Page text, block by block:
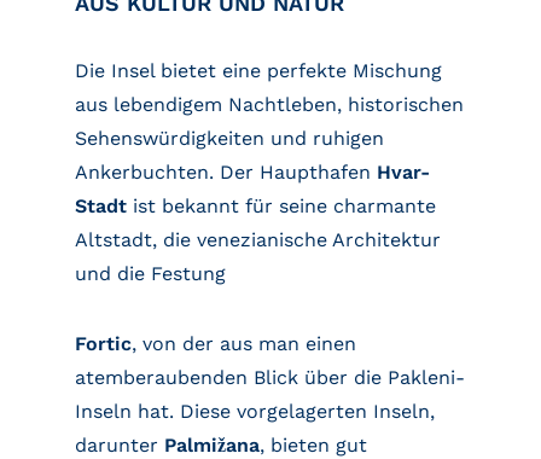
Die Insel bietet eine perfekte Mischung
aus lebendigem Nachtleben, historischen
Sehenswürdigkeiten und ruhigen
Ankerbuchten. Der Haupthafen Hvar-
Stadt ist bekannt für seine charmante
Altstadt, die venezianische Architektur
und die Festung
Fortic, von der aus man einen
atemberaubenden Blick über die Pakleni-
Inseln hat. Diese vorgelagerten Inseln,
darunter Palmižana, bieten gut